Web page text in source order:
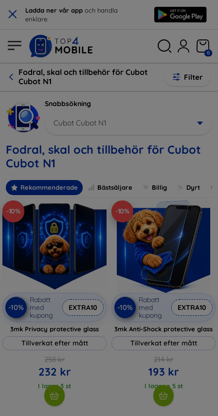
× Ladda ner vår app och handla
enklare.
0
Fodral, skal och tillbehör för Cubot
Cubot N1
Filter
Snabbsökning
Cubot Cubot N1
Fodral, skal och tillbehör för Cubot
Cubot N1
Rekommenderade Bästsäljare Billig Dyrt
-10%
-10%
Rabatt
med
kupong
EXTRA10
3mk Privacy protective glass
Tillverkat efter mått
258 kr
232 kr
I lager 3 st
-10%
-10%
Rabatt
med
kupong
EXTRA10
3mk Anti-Shock protective glass
Tillverkat efter mått
214 kr
193 kr
I lager > 5 st